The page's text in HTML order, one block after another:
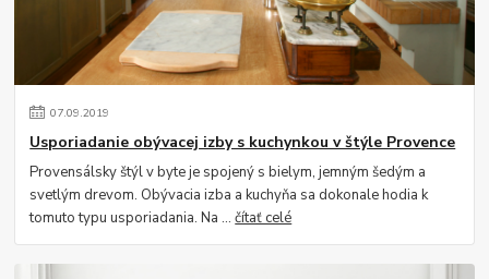
07.09.2019
Usporiadanie obývacej izby s kuchynkou v štýle Provence
Provensálsky štýl v byte je spojený s bielym, jemným šedým a
svetlým drevom. Obývacia izba a kuchyňa sa dokonale hodia k
tomuto typu usporiadania. Na ...čítať celé